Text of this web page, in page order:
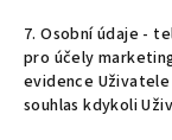
7. Osobní údaje -
pro účely
evidence
souhlas kdykoli